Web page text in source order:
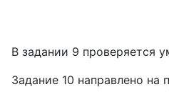
В задании 9 проверяется
Задание 10 направлено на